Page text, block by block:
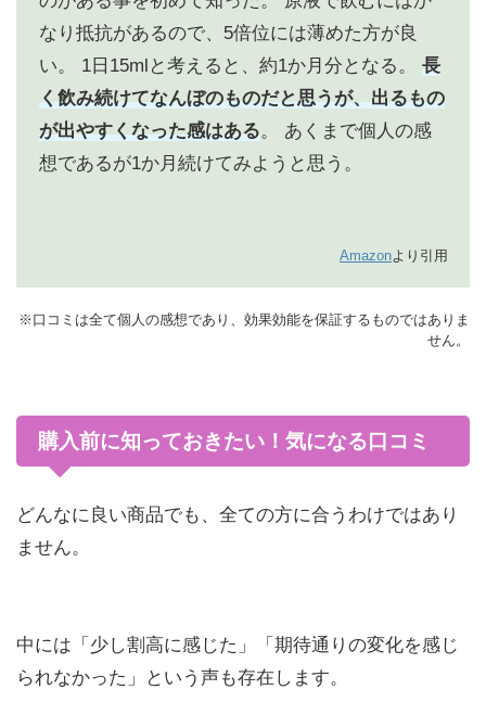
なり抵抗があるので、5倍位には薄めた方が良
い。
1日15mlと考えると、約1か月分となる。
長
く飲み続けてなんぼのものだと思うが、出るもの
が出やすくなった感はある。
あくまで個人の感
想であるが1か月続けてみようと思う。
Amazonより引用
※口コミは全て個人の感想であり、効果効能を保証するものではありま
せん。
購入前に知っておきたい！気になる口コミ
どんなに良い商品でも、全ての方に合うわけではあり
ません。
中には「少し割高に感じた」「期待通りの変化を感じ
られなかった」という声も存在します。